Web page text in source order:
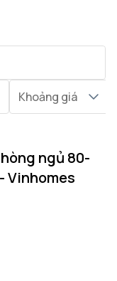
Khoảng giá
ngủ 80-
Vinhomes